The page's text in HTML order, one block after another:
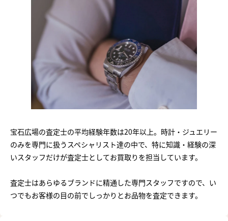
宝石広場の査定士の平均経験年数は20年以上。時計・ジュエリー
のみを専門に扱うスペシャリスト達の中で、特に知識・経験の深
いスタッフだけが査定士としてお買取りを担当しています。
査定士はあらゆるブランドに精通した専門スタッフですので、い
つでもお客様の目の前でしっかりとお品物を査定できます。